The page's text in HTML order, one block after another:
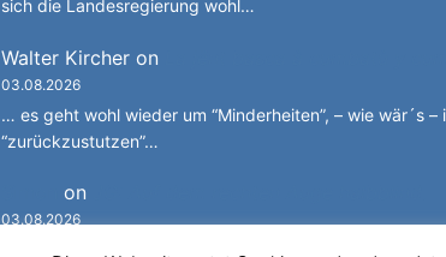
sich die Landesregierung wohl…
Walter Kircher on
03.08.2026
… es geht wohl wieder um “Minderheiten”, – wie wär´s
“zurückzustutzen”…
on
03.08.2026